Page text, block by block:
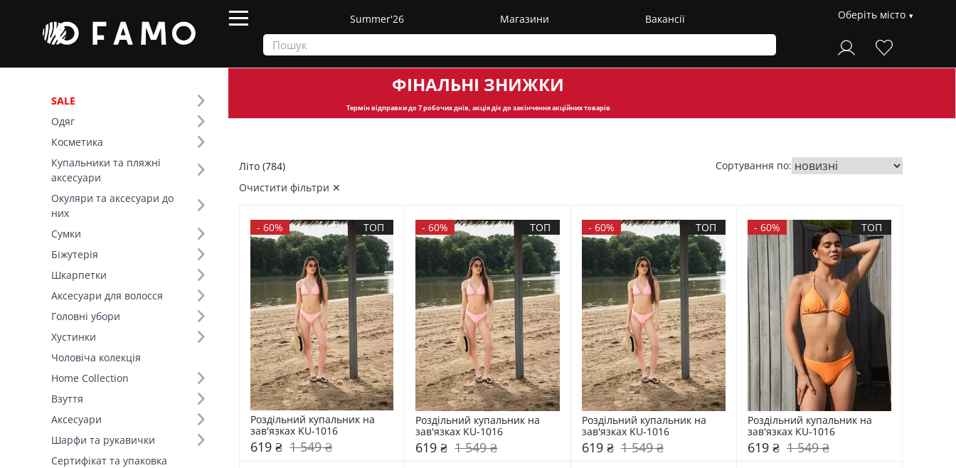
Summer'26 Магазини Вакансії Оберіть місто
SALE
Одяг
Косметика
Купальники та пляжні
аксесуари
Окуляри та аксесуари до
них
Сумки
Біжутерія
Шкарпетки
Аксесуари для волосся
Головні убори
Хустинки
Чоловіча колекція
Home Collection
Взуття
Аксесуари
Шарфи та рукавички
Сертифікат та упаковка
ФІНАЛЬНІ ЗНИЖКИ
Термін відправкидо 7 робочих днів, акція діє до закінчення акційних товарів
Фільтр
Ціна
SALE
Сезон (5)
Колір (100)
Розмір (20)
Основний колір (15)
Склад (40)
Літо (784)
Очистити фільтри ✕
Сортування по:
- 60% ТОП
Роздільний купальник на
зав'язках KU-1016
619 ₴ 1 549 ₴
-60% ТОП
Роздільний купальник на
зав'язках KU-1016
619 ₴ 1 549 ₴
- 60% ТОП
Роздільний купальник на
зав'язках KU-1016
619 ₴ 1 549 ₴
- 60% ТОП
Роздільний купальник на
зав'язках KU-1016
619 ₴ 1 549 ₴